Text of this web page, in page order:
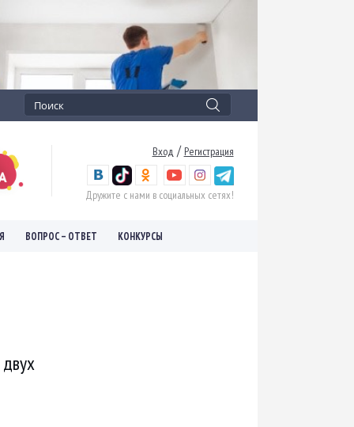
Вход / Регистрация
Дружите с нами в социальных сетях!
ВОПРОС – ОТВЕТ КОНКУРСЫ